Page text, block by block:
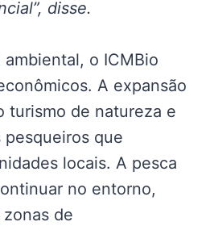
disse.
o ICMBio
A expansão
turismo de natureza e
que
locais. A pesca
no entorno,
de